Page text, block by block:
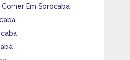
Comer Em Sorocaba